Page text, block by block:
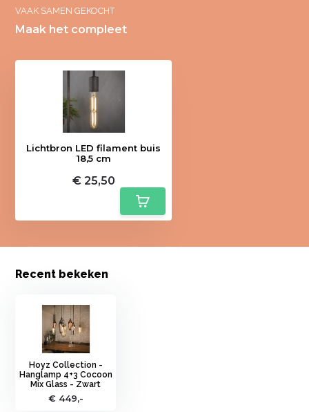
VAAK SAMEN GEKOCHT
Maak het compleet
Lichtbron LED filament buis
18,5 cm
€ 25,50
Recent bekeken
Hoyz Collection -
Hanglamp 4+3 Cocoon
Mix Glass - Zwart
€ 449,-